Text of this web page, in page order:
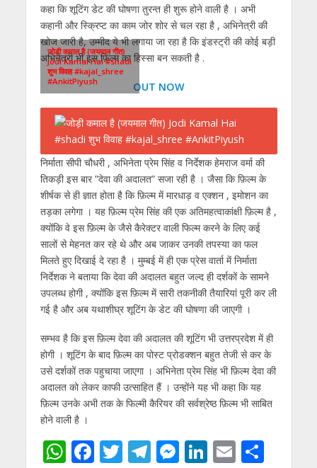
कहा कि शूटिंग डेट की घोषणा तुरन्त ही शुरू होने वाली है । अभी
कहानी और स्क्रिप्ट का काम जोर शोर से चल रहा है , अभिनेत्री की
खोज जारी है, उम्मीद ये भी लगाया जा रहा है कि इंडस्ट्री की कोई बड़ी
अभिनेत्री भी इस फ़िल्म का हिस्सा बन सकती है .
OUT NOW
जोड़ी कमाल है (जयमाल गीत)
Jodi Kamal Hai #shadi
शुभ विवाह #kajal_shree
#AnkitPiyush
निर्माता सीपी चौधरी , अभिनेता प्रेम सिंह व निर्देशक हेमराज वर्मा की
तिकड़ी इस बार ”देवा की अदालत” सजा रही है । जैसा कि फ़िल्म के
शीर्षक से ही ज्ञात होता है कि फ़िल्म में मारधाड़ व एक्शन , इमोशन का
तड़का लगेगा । यह फ़िल्म प्रेम सिंह की एक अतिमहत्वाकांक्षी फ़िल्म है ,
क्योंकि वे इस फ़िल्म के जैसे कैरेक्टर वाली फिल्म करने के लिए कई
सालों से मेहनत कर रहे थे और अब जाकर उनकी तपस्या का फल
मिलते हुए दिखाई दे रहा है । मुम्बई में ही एक प्रेस वार्ता में निर्माता
निर्देशक ने बताया कि देवा की अदालत बहुत जल्द ही दर्शकों के सामने
उपलब्ध होगी , क्योंकि इस फ़िल्म में सारी तकनीकी तैयारियां पूरी कर ली
गई है और अब यथाशीघ्र शूटिंग के डेट की घोषणा की जाएगी ।
सम्भव है कि इस फ़िल्म देवा की अदालत की शूटिंग भी उत्तरप्रदेश में ही
होगी । शूटिंग के बाद फ़िल्म का पोस्ट प्रोडक्शन बहुत तेजी से कर के
उसे दर्शकों तक पहुचाया जाएगा । अभिनेता प्रेम सिंह भी फ़िल्म देवा की
अदालत को लेकर काफी उत्साहित हैं । उन्होंने यह भी कहा कि यह
फ़िल्म उनके अभी तक के फिल्मी कैरियर की सर्वश्रेष्ठ फ़िल्म भी साबित
होने वाली है ।
W F T T M Li E S